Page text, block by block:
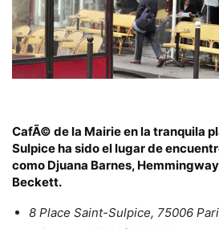
CafÃ© de la Mairie en la tranquila
Sulpiceha sido el lugar de
como Djuana Barnes,
Beckett.
8 Place Saint-Sulpice, 75006